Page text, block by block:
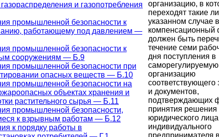
и газопотребления
промышленной безопасности к
работающему под давлением —
промышленной безопасности к
сооружениям — Б.9
промышленной безопасности при
опасных веществ — Б.10
промышленной безопасности на
объектах хранения и
растительного сырья — Б.11
промышленной безопасности,
к взрывным работам — Б.12
к порядку работы в
организацию, в
переходят такие
указанном случае
компенсационный
должен быть
течение семи
дня поступления в
саморегулируемую
организацию
соответствующего
и документов,
подтверждающих
принятия
юридического
индивидуального
предпринимателя